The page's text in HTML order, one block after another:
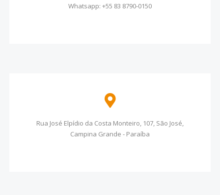
Whatsapp: +55 83 8790-0150
Rua José Elpídio da Costa Monteiro, 107, São José,
Campina Grande - Paraíba